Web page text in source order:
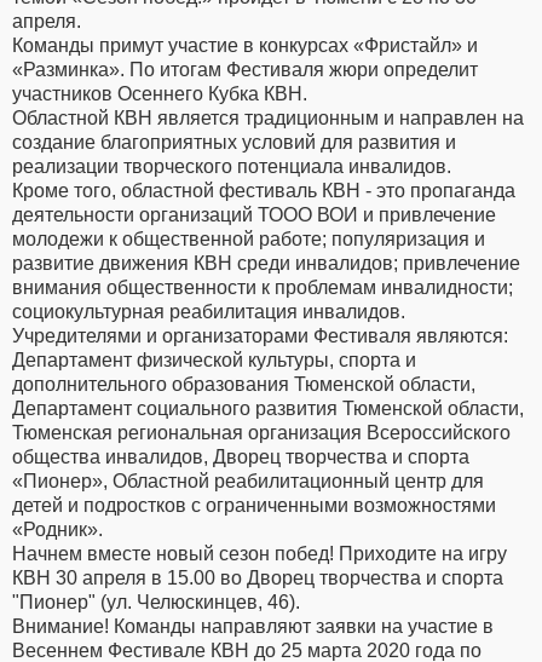
апреля.
Команды примут участие в конкурсах «Фристайл» и
«Разминка». По итогам Фестиваля жюри определит
участников Осеннего Кубка КВН.
Областной КВН является традиционным и направлен на
создание благоприятных условий для развития и
реализации творческого потенциала инвалидов.
Кроме того, областной фестиваль КВН - это пропаганда
деятельности организаций ТООО ВОИ и привлечение
молодежи к общественной работе; популяризация и
развитие движения КВН среди инвалидов; привлечение
внимания общественности к проблемам инвалидности;
социокультурная реабилитация инвалидов.
Учредителями и организаторами Фестиваля являются:
Департамент физической культуры, спорта и
дополнительного образования Тюменской области,
Департамент социального развития Тюменской области,
Тюменская региональная организация Всероссийского
общества инвалидов, Дворец творчества и спорта
«Пионер», Областной реабилитационный центр для
детей и подростков с ограниченными возможностями
«Родник».
Начнем вместе новый сезон побед! Приходите на игру
КВН 30 апреля в 15.00 во Дворец творчества и спорта
"Пионер" (ул. Челюскинцев, 46).
Внимание! Команды направляют заявки на участие в
Весеннем Фестивале КВН до 25 марта 2020 года по